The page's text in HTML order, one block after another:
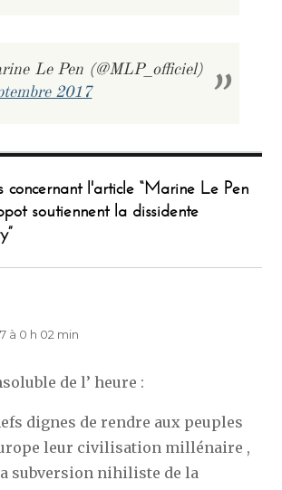
Le Pen (@MLP_officiel)
2017
concernant l'article “Marine Le Pen
soutiennent la dissidente
à 0 h 02 min
de l’ heure :
dignes de rendre aux peuples
leur civilisation millénaire ,
subversion nihiliste de la